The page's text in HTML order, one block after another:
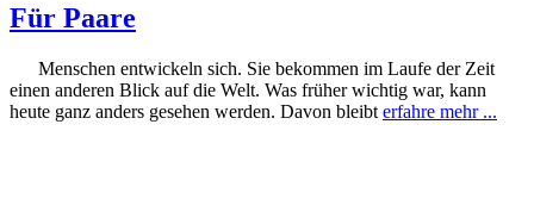
Für Paare
Menschen entwickeln sich. Sie bekommen im Laufe der Zeit
einen anderen Blick auf die Welt. Was früher wichtig war, kann
heute ganz anders gesehen werden. Davon bleibt erfahre mehr ...